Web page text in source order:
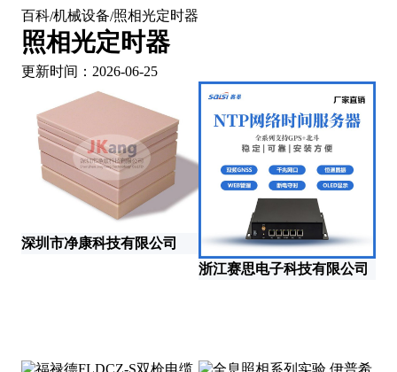
百科/机械设备/照相光定时器
照相光定时器
更新时间：2026-06-25
深圳市净康科技有限公司
浙江赛思电子科技有限公司